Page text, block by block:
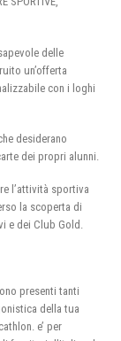
delle
un’offerta
con i loghi
desiderano
dei propri alunni.
l’attività sportiva
la scoperta di
e dei Club Gold.
presenti tanti
della tua
e’ per